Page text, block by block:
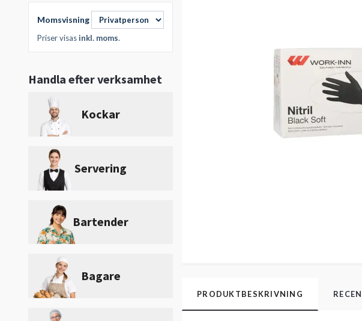
Momsvisning
Priser visasinkl. moms.
Handla efter verksamhet
Kockar
Servering
Bartender
Bagare
PRODUKTBESKRIVNING